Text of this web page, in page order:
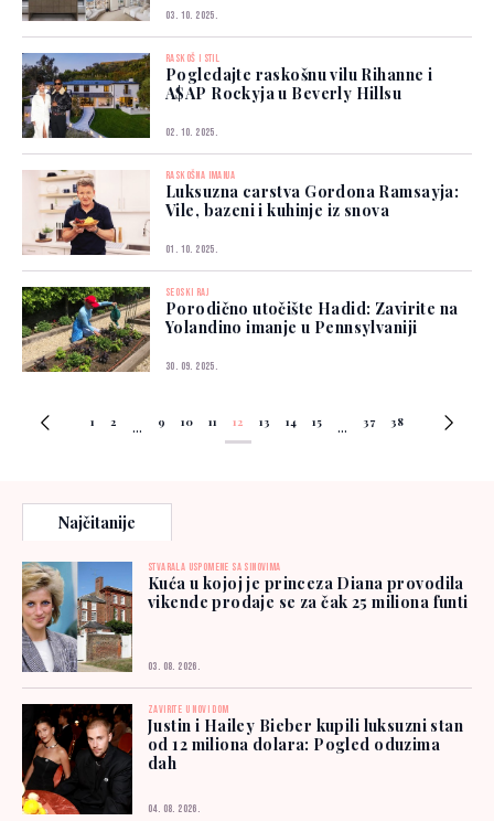
03. 10. 2025.
RASKOŠ I STIL
Pogledajte raskošnu vilu Rihanne i
A$AP Rockyja u Beverly Hillsu
02. 10. 2025.
RASKOŠNA IMANJA
Luksuzna carstva Gordona Ramsayja:
Vile, bazeni i kuhinje iz snova
01. 10. 2025.
SEOSKI RAJ
Porodično utočište Hadid: Zavirite na
Yolandino imanje u Pennsylvaniji
30. 09. 2025.
1 2 ... 9 10 11 12 13 14 15 ... 37 38
Najčitanije
STVARALA USPOMENE SA SINOVIMA
Kuća u kojoj je princeza Diana provodila
vikende prodaje se za čak 25 miliona funti
03. 08. 2026.
ZAVIRITE U NOVI DOM
Justin i Hailey Bieber kupili luksuzni stan
od 12 miliona dolara: Pogled oduzima
dah
04. 08. 2026.